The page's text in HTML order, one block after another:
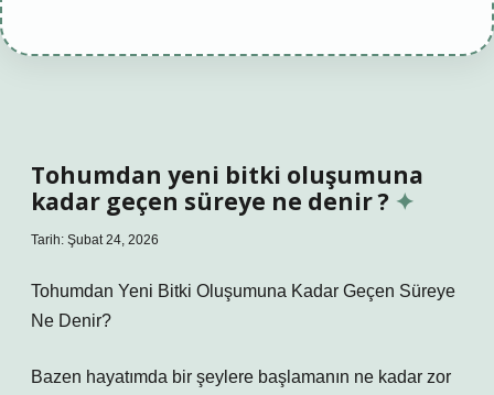
Tohumdan yeni bitki oluşumuna
kadar geçen süreye ne denir ?
Tarih: Şubat 24, 2026
Tohumdan Yeni Bitki Oluşumuna Kadar Geçen Süreye
Ne Denir?
Bazen hayatımda bir şeylere başlamanın ne kadar zor